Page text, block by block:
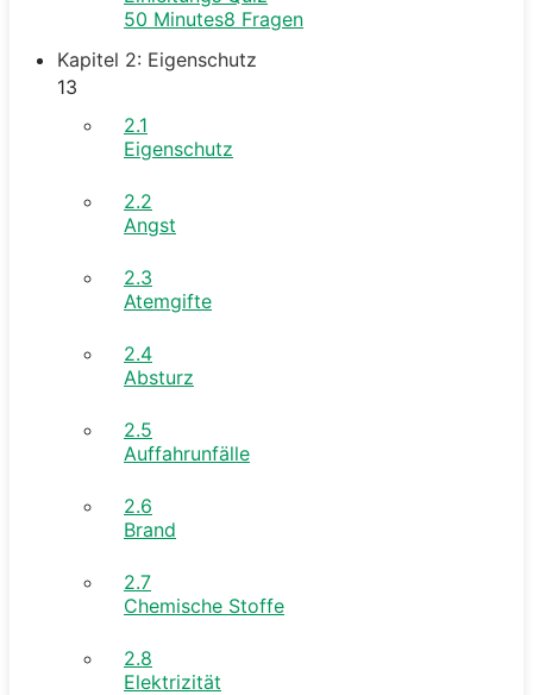
50 Minutes8 Fragen
Kapitel 2: Eigenschutz
13
2.1
Eigenschutz
2.2
Angst
2.3
Atemgifte
2.4
Absturz
2.5
Auffahrunfälle
2.6
Brand
2.7
Chemische Stoffe
2.8
Elektrizität